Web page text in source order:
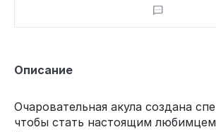
Описание
Очаровательная акула создана
чтобы стать настоящим